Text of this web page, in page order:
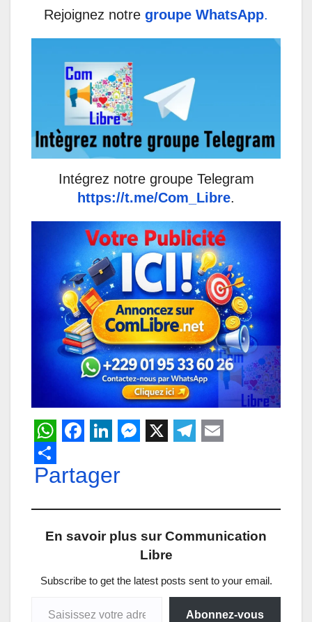
Rejoignez notre groupe WhatsApp.
Intégrez notre groupe Telegram
https://t.me/Com_Libre.
W
h
p
a
b
o
k
i
e
I
n
e
e
g
e
g
a
m
l
Partager
En savoir plus sur Communication
Libre
Subscribe to get the latest posts sent to your email.
Abonnez-vous